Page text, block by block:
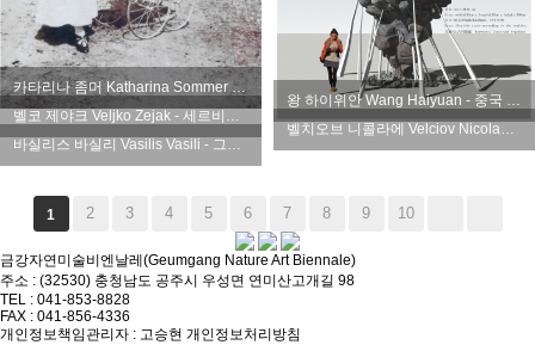
카타리나 좀머 Katharina Sommer - 독일 Germany
왕 하이위안 Wang Haiyuan - 중국 China
벨코 제야크 Veljko Zejak - 세르비아 Serbia
벨치오브 니콜라에 Velciov Nicolae - 루마니아 Romania
바실리스 바실리 Vasilis Vasili - 그리스 Greece
1 2 3 4 5 6 7 8 9 10
금강자연미술비엔날레(Geumgang Nature Art Biennale)
주소 : (32530) 충청남도 공주시 우성면 연미산고개길 98
TEL : 041-853-8828
FAX : 041-856-4336
개인정보책임관리자 : 고승현 개인정보처리방침